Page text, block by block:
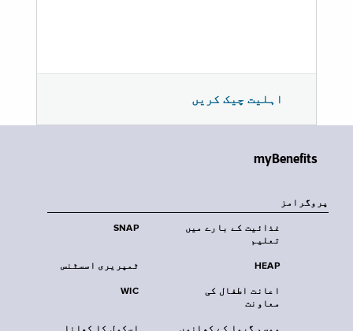
اہلیت چیک کریں
myBenefits
پروگرامز
SNAP
غذائیت کے بارے میں
تعلیم
ٹمپریری اسسٹنس HEAP
WIC
اعانت اطفال کی
معاونت